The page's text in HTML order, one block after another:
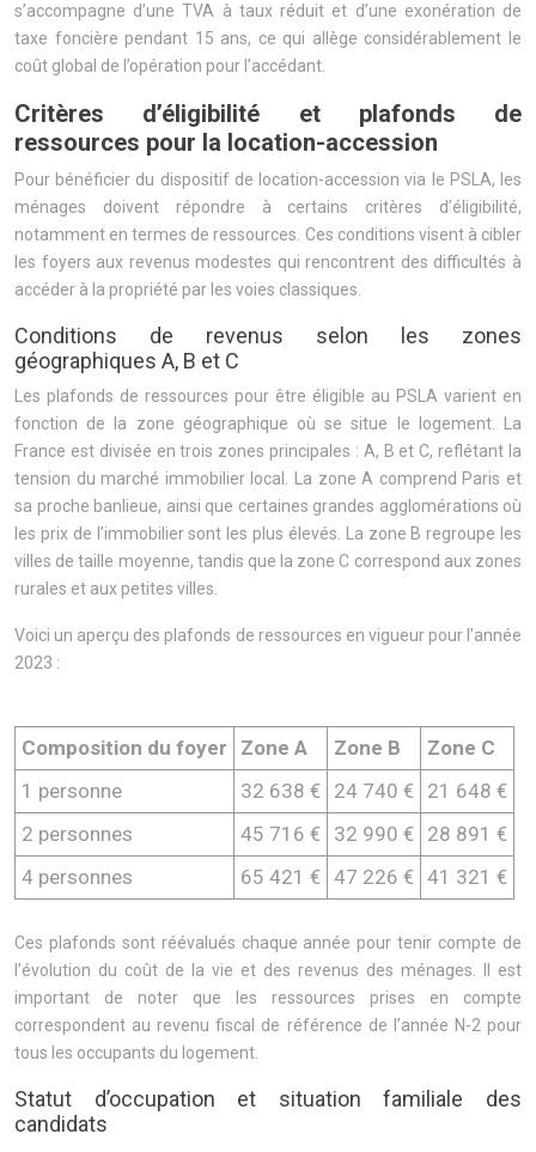
s’accompagne d’une TVA à taux réduit et d’une exonération de
taxe foncière pendant 15 ans, ce qui allège considérablement le
coût global de l’opération pour l’accédant.
Critères d’éligibilité et plafonds de
ressources pour la location-accession
Pour bénéficier du dispositif de location-accession via le PSLA, les
ménages doivent répondre à certains critères d’éligibilité,
notamment en termes de ressources. Ces conditions visent à cibler
les foyers aux revenus modestes qui rencontrent des difficultés à
accéder à la propriété par les voies classiques.
Conditions de revenus selon les zones
géographiques A, B et C
Les plafonds de ressources pour être éligible au PSLA varient en
fonction de la zone géographique où se situe le logement. La
France est divisée en trois zones principales : A, B et C, reflétant la
tension du marché immobilier local. La zone A comprend Paris et
sa proche banlieue, ainsi que certaines grandes agglomérations où
les prix de l’immobilier sont les plus élevés. La zone B regroupe les
villes de taille moyenne, tandis que la zone C correspond aux zones
rurales et aux petites villes.
Voici un aperçu des plafonds de ressources en vigueur pour l’année
2023 :
Composition du foyer Zone A Zone B
Zone C
1 personne
32 638 € 24 740 € 21 648 €
2 personnes
45 716 € 32 990 € 28 891 €
4 personnes
65 421 € 47 226 € 41 321 €
Ces plafonds sont réévalués chaque année pour tenir compte de
l’évolution du coût de la vie et des revenus des ménages. Il est
important de noter que les ressources prises en compte
correspondent au revenu fiscal de référence de l’année N-2 pour
tous les occupants du logement.
Statut d’occupation et situation familiale des
candidats